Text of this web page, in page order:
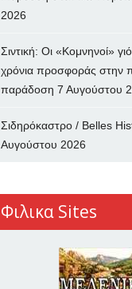
2026
Σιντική: Οι «Κομνηνοί»
χρόνια προσφοράς στην
παράδοση 7 Αυγούστου
Σιδηρόκαστρο / Belles
Αυγούστου 2026
Φιλικα Sites